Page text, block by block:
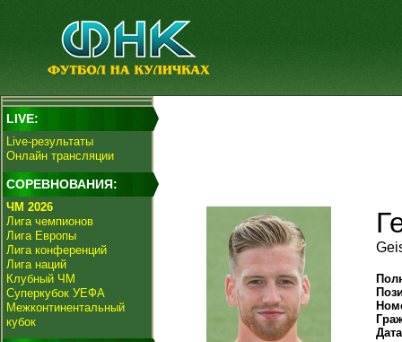
LIVE:
Live-результаты
Онлайн трансляции
СОРЕВНОВАНИЯ:
ЧМ 2026
Лига чемпионов
Лига Европы
Лига конференций
Лига наций
Клубный ЧМ
Суперкубок УЕФА
Межконтинентальный
кубок